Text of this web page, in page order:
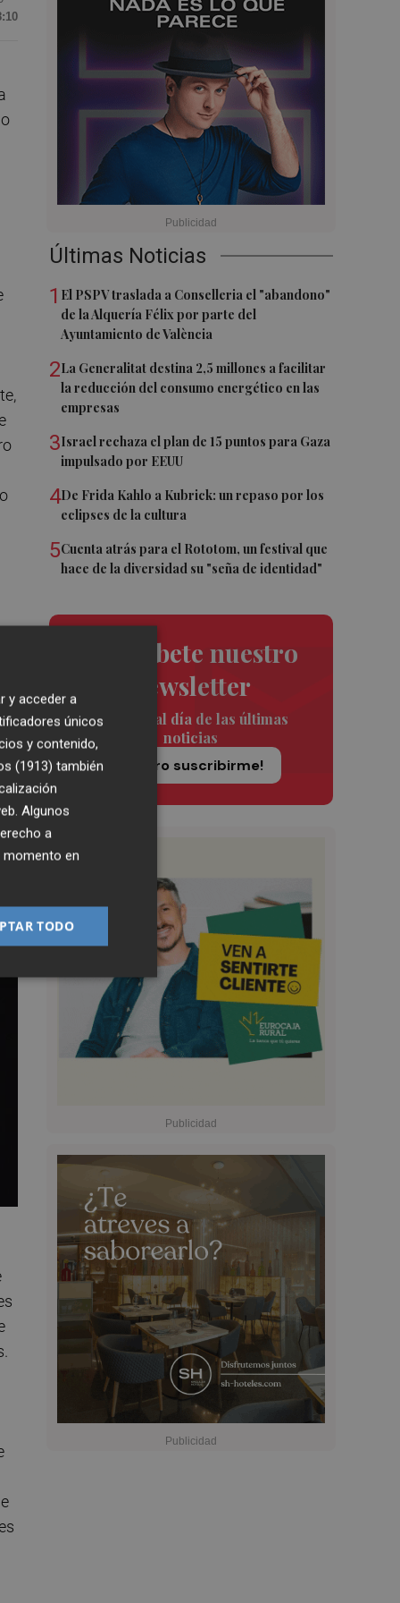
Últimas Noticias
1 El PSPV traslada a Conselleria el "abandono"
de la Alquería Félix por parte del
Ayuntamiento de València
2La Generalitat destina 2,5 millones a facilitar
la reducción del consumo energético en las
empresas
3Israel rechaza el plan de 15 puntos para Gaza
impulsado por EEUU
4De Frida Kahlo a Kubrick: un repaso por los
eclipses de la cultura
5Cuenta atrás para el Rototom, un festival que
hace de la diversidad su "seña de identidad"
Suscríbete nuestro
newsletter
Siempre al día de las últimas
noticias
¡Quiero suscribirme!
y acceder a
únicos
y contenido,
(1913) también
Algunos
a
momento en
TODO